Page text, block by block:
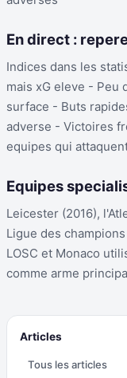
En direct :
Indices dans les
mais xG eleve - Peu
surface - Buts
adverse - Victoires
equipes qui
Equipes
Leicester (2016),
Ligue des
LOSC et Monaco
comme arme
Articles
Tous les articles